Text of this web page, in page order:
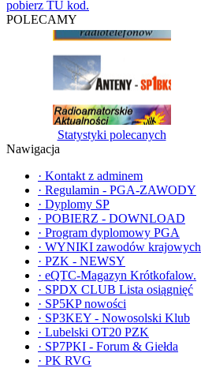
pobierz TU kod.
POLECAMY
Statystyki polecanych
Nawigacja
· Kontakt z adminem
· Regulamin - PGA-ZAWODY
· Dyplomy SP
· POBIERZ - DOWNLOAD
· Program dyplomowy PGA
· WYNIKI zawodów krajowych
· PZK - NEWSY
· eQTC-Magazyn Krótkofalow.
· SPDX CLUB Lista osiągnięć
· SP5KP nowości
· SP3KEY - Nowosolski Klub
· Lubelski OT20 PZK
· SP7PKI - Forum & Giełda
· PK RVG